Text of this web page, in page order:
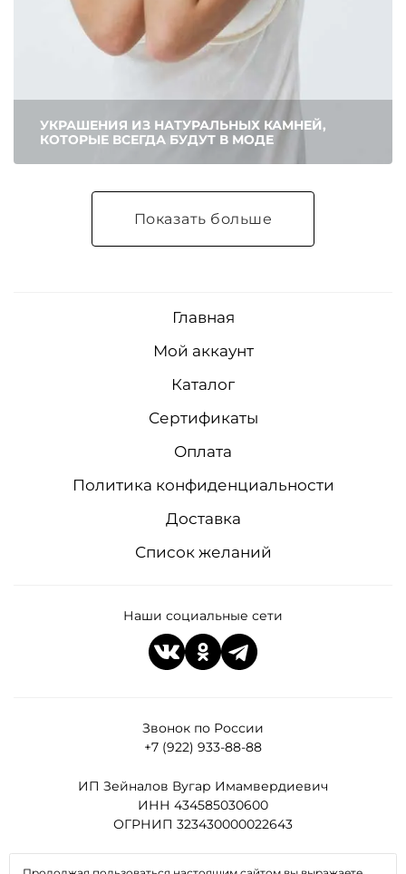
УКРАШЕНИЯ ИЗ НАТУРАЛЬНЫХ КАМНЕЙ,
КОТОРЫЕ ВСЕГДА БУДУТ В МОДЕ
Показать больше
Звонок по России
+7 (922) 933-88-88
ИП Зейналов Вугар Имамвердиевич
ИНН 434585030600
ОГРНИП 323430000022643
Главная
Мой аккаунт
Каталог
Сертификаты
Оплата
Политика конфиденциальности
Доставка
Список желаний
Наши социальные сети